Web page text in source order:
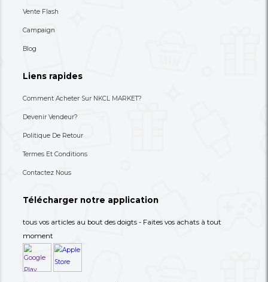
18,900 XAF
+237 693-712-525
Besoin d'aide ? Appelez-nous